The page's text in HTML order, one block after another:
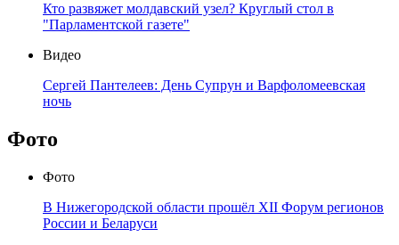
Кто развяжет молдавский узел? Круглый стол в
"Парламентской газете"
Видео
Сергей Пантелеев: День Супрун и Варфоломеевская
ночь
Фото
Фото
В Нижегородской области прошёл XII Форум регионов
России и Беларуси